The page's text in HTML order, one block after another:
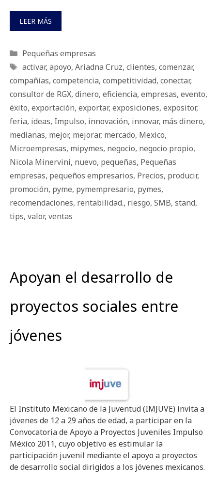
LEER MÁS
Categorías
Pequeñas empresas
Etiquetas
activar, apoyo, Ariadna Cruz, clientes, comenzar,
compañías, competencia, competitividad, conectar,
consultor de RGX, dinero, eficiencia, empresas, evento,
éxito, exportación, exportar, exposiciones, expositor,
feria, ideas, Impulso, innovación, innovar, más dinero,
medianas, mejor, mejorar, mercado, Mexico,
Microempresas, mipymes, negocio, negocio propio,
Nicola Minervini, nuevo, pequeñas, Pequeñas
empresas, pequeños empresarios, Precios, producir,
promoción, pyme, pymempresario, pymes,
recomendaciones, rentabilidad., riesgo, SMB, stand,
tips, valor, ventas
Apoyan el desarrollo de
proyectos sociales entre
jóvenes
El Instituto Mexicano de la Juventud (IMJUVE) invita a
jóvenes de 12 a 29 años de edad, a participar en la
Convocatoria de Apoyo a Proyectos Juveniles Impulso
México 2011, cuyo objetivo es estimular la
participación juvenil mediante el apoyo a proyectos
de desarrollo social dirigidos a los jóvenes mexicanos.